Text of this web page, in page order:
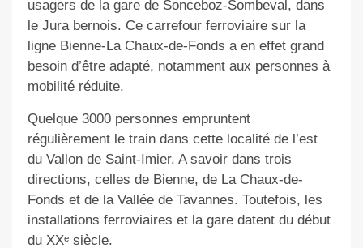
usagers de la gare de Sonceboz-Sombeval, dans
le Jura bernois. Ce carrefour ferroviaire sur la
ligne Bienne-La Chaux-de-Fonds a en effet grand
besoin d’être adapté, notamment aux personnes à
mobilité réduite.
Quelque 3000 personnes empruntent
régulièrement le train dans cette localité de l’est
du Vallon de Saint-Imier. A savoir dans trois
directions, celles de Bienne, de La Chaux-de-
Fonds et de la Vallée de Tavannes. Toutefois, les
installations ferroviaires et la gare datent du début
du XXᵉ siècle.